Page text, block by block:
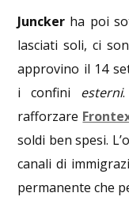
Juncker ha poi
lasciati soli, ci
approvino il 14
i confini esterni
rafforzare
soldi ben spesi.
canali di
permanente che